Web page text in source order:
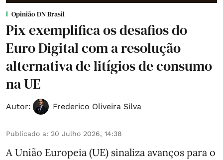
Opinião DN Brasil
Pix exemplifica os desafios do
Euro Digital com a resolução
alternativa de litígios de consumo
na UE
Autor: Frederico Oliveira Silva
Publicado a: 20 Julho 2026, 14:38
A União Europeia (UE) sinaliza avanços para o